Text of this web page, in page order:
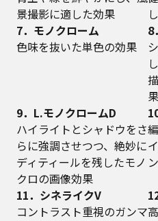
景撮影に適した効果
7．モノクローム
色味を抜いた単色の効果
8
果
9．L.モノクロームD
ハイライトとシャドウをさ
らに強調させつつ、絶妙に
ディティールを残したモノ
クロの画像効果
11．シネライクV
コントラスト重視のガンマ